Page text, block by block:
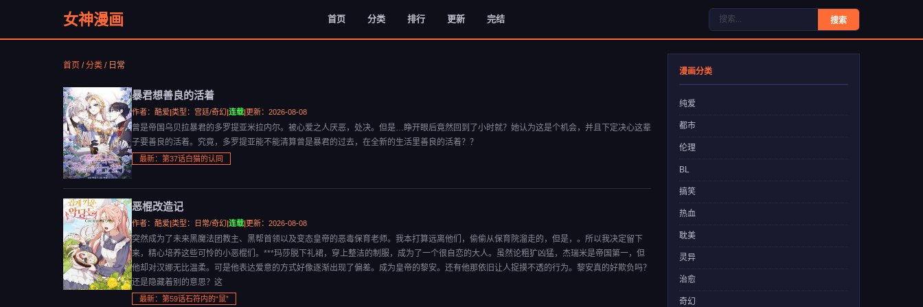
女神漫画 首页 分类 排行 更新 完结 搜索
首页 /分类 / 日常
暴君想善良的活着
作者：酷爱|类型：宫廷/奇幻|连载|更新：2026-08-08
曾是帝国乌贝拉暴君的多罗提亚米拉内尔。被心爱之人厌恶，处决。但是…睁开眼后竟然回到了小时就？她认为这是个机会，并且下定决心这辈
子要善良的活着。究竟，多罗提亚能不能清算曾是暴君的过去，在全新的生活里善良的活着？？
最新：第37话白猫的认同
恶棍改造记
作者：酷爱|类型：日常/奇幻|连载|更新：2026-08-08
突然成为了未来黑魔法团教主、黑帮首领以及变态皇帝的恶毒保育老师。我本打算远离他们，偷偷从保育院溜走的，但是，。所以我决定留下
来，精心培养这些可怜的小恶棍们。***玛莎脱下礼裙，穿上整洁的制服，成为了一个很自恋的大人。虽然论粗犷凶猛，杰瑞米是帝国第一，但
他却对汉娜无比温柔。可是他表达爱意的方式好像逐渐出现了偏差。成为皇帝的黎安。还有他那依旧让人捉摸不透的行为。黎安真的好欺负吗？
还是隐藏着别的意思？这
最新：第59话石符内的“鼠”
漫画分类
纯爱
都市
伦理
BL
搞笑
热血
耽美
灵异
治愈
奇幻